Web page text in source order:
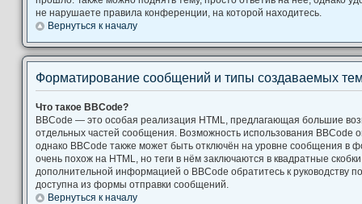
не нарушаете правила конференции, на которой находитесь.
Вернуться к началу
Форматирование сообщений и типы создаваемых
Что такое BBCode?
BBCode — это особая реализация HTML, предлагающая большие
отдельных частей сообщения. Возможность использования BBCode
однако BBCode также может быть отключён на уровне сообщения в
очень похож на HTML, но теги в нём заключаются в квадратные
дополнительной информацией о BBCode обратитесь к руководству
доступна из формы отправки сообщений.
Вернуться к началу